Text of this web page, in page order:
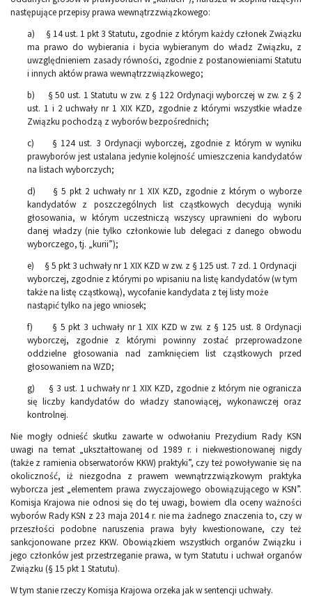
następujące przepisy prawa wewnątrzzwiązkowego:
a) § 14 ust. 1 pkt 3 Statutu, zgodnie z którym każdy członek Związku
ma prawo do wybierania i bycia wybieranym do władz Związku, z
uwzględnieniem zasady równości, zgodnie z postanowieniami Statutu
i innych aktów prawa wewnątrzzwiązkowego;
b) § 50 ust. 1 Statutu w zw. z § 122 Ordynacji wyborczej w zw. z § 2
ust. 1 i 2 uchwały nr 1 XIX KZD, zgodnie z którymi wszystkie władze
Związku pochodzą z wyborów bezpośrednich;
c) § 124 ust. 3 Ordynacji wyborczej, zgodnie z którym w wyniku
prawyborów jest ustalana jedynie kolejność umieszczenia kandydatów
na listach wyborczych;
d) § 5 pkt 2 uchwały nr 1 XIX KZD, zgodnie z którym o wyborze
kandydatów z poszczególnych list cząstkowych decydują wyniki
głosowania, w którym uczestniczą wszyscy uprawnieni do wyboru
danej władzy (nie tylko członkowie lub delegaci z danego obwodu
wyborczego, tj. „kurii”);
e) § 5 pkt 3 uchwały nr 1 XIX KZD w zw. z § 125 ust. 7 zd. 1 Ordynacji
wyborczej, zgodnie z którymi po wpisaniu na listę kandydatów (w tym
także na listę cząstkową), wycofanie kandydata z tej listy może
nastąpić tylko na jego wniosek;
f) § 5 pkt 3 uchwały nr 1 XIX KZD w zw. z § 125 ust. 8 Ordynacji
wyborczej, zgodnie z którymi powinny zostać przeprowadzone
oddzielne głosowania nad zamknięciem list cząstkowych przed
głosowaniem na WZD;
g) § 3 ust. 1 uchwały nr 1 XIX KZD, zgodnie z którym nie ogranicza
się liczby kandydatów do władzy stanowiącej, wykonawczej oraz
kontrolnej.
Nie mogły odnieść skutku zawarte w odwołaniu Prezydium Rady KSN
uwagi na temat „ukształtowanej od 1989 r. i niekwestionowanej nigdy
(także z ramienia obserwatorów KKW) praktyki”, czy też powoływanie się na
okoliczność, iż niezgodna z prawem wewnątrzzwiązkowym praktyka
wyborcza jest „elementem prawa zwyczajowego obowiązującego w KSN”.
Komisja Krajowa nie odnosi się do tej uwagi, bowiem dla oceny ważności
wyborów Rady KSN z 23 maja 2014 r. nie ma żadnego znaczenia to, czy w
przeszłości podobne naruszenia prawa były kwestionowane, czy też
sankcjonowane przez KKW. Obowiązkiem wszystkich organów Związku i
jego członków jest przestrzeganie prawa, w tym Statutu i uchwał organów
Związku (§ 15 pkt 1 Statutu).
W tym stanie rzeczy Komisja Krajowa orzeka jak w sentencji uchwały.